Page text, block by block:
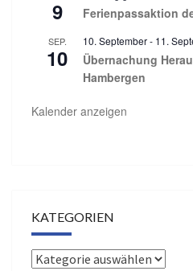
9 Ferienpassaktion
SEP.
10
10. September- 11.
Übernachung
Hambergen
Kalender anzeigen
KATEGORIEN
Kategorien